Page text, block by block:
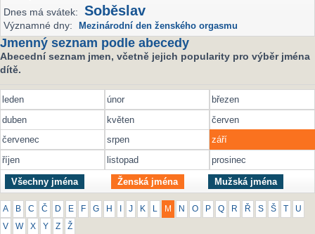
Dnes má svátek: Soběslav
Významné dny: Mezinárodní den ženského orgasmu
Jmenný seznam podle abecedy
Abecední seznam jmen, včetně jejich popularity pro výběr jména
dítě.
leden únor
březen
duben
květen
červen
červenec
srpen
září
říjen
listopad prosinec
Všechny jména Ženská jména Mužská jména
A B C Č D E F G H J K M N O P Q R Ř S Š U
V W X Y Z Ž